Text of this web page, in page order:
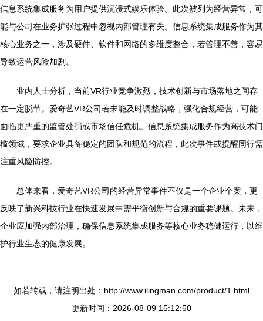
信息系统集成服务为用户提供沉浸式娱乐体验。此次被列为经营异常，可
能与公司在业务扩张过程中忽视内部管理有关。信息系统集成服务作为其
核心业务之一，涉及硬件、软件和网络的多维度整合，若管理不善，容易
导致运营风险加剧。
业内人士分析，当前VR行业竞争激烈，技术创新与市场落地之间存
在一定脱节。爱奇艺VR公司若未能及时调整战略，强化合规经营，可能
面临更严重的监管处罚或市场信任危机。信息系统集成服务作为高技术门
槛领域，要求企业具备稳定的团队和规范的流程，此次事件或提醒同行需
注重风险防控。
总体来看，爱奇艺VR公司的经营异常事件不仅是一个企业个案，更
反映了新兴科技行业在快速发展中需平衡创新与合规的重要课题。未来，
企业应加强内部治理，确保信息系统集成服务等核心业务稳健运行，以维
护行业生态的健康发展。
如若转载，请注明出处：http://www.ilingman.com/product/1.html
更新时间：2026-08-09 15:12:50